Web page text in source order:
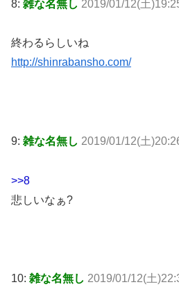
8: 雑な名無し 2019/01/12(土
終わるらしいね
http://shinrabansho.com/
9: 雑な名無し 2019/01/12(土
>>8
悲しいなぁ?
10: 雑な名無し 2019/01/12(土